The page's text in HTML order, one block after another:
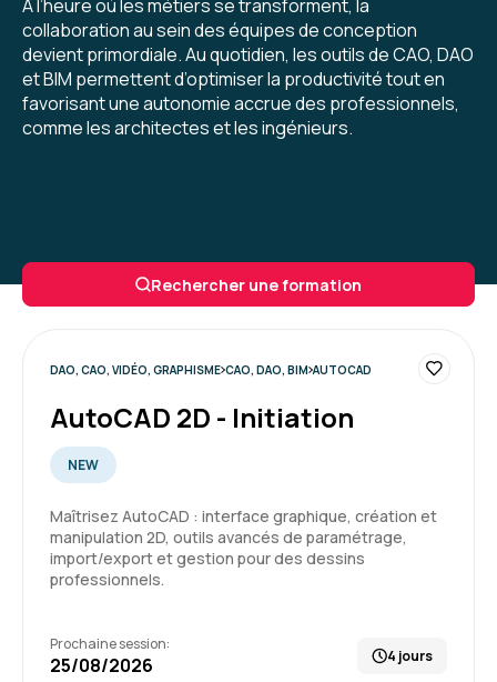
À l’heure où les métiers se transforment, la
collaboration au sein des équipes de conception
devient primordiale. Au quotidien, les outils de CAO, DAO
et BIM permettent d’optimiser la productivité tout en
favorisant une autonomie accrue des professionnels,
comme les architectes et les ingénieurs.
Rechercher une formation
DAO, CAO, VIDÉO, GRAPHISME CAO, DAO, BIM AUTOCAD
AutoCAD 2D - Initiation
NEW
Maîtrisez AutoCAD : interface graphique, création et
manipulation 2D, outils avancés de paramétrage,
import/export et gestion pour des dessins
professionnels.
Prochaine session:
25/08/2026 4 jours